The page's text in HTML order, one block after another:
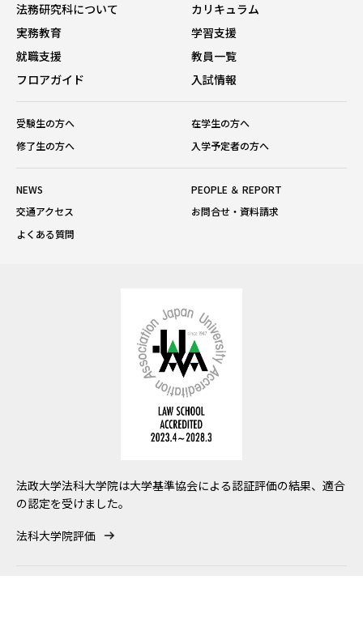
法務研究科について
カリキュラム
実務教育
学習支援
就職支援
教員一覧
フロアガイド
入試情報
受験生の方へ
在学生の方へ
修了生の方へ
入学予定者の方へ
NEWS
PEOPLE ＆ REPORT
交通アクセス
お問合せ・資料請求
よくある質問
法政大学法科大学院は大学基準協会による認証評価の結果、適合
の認定を受けました。
法科大学院評価